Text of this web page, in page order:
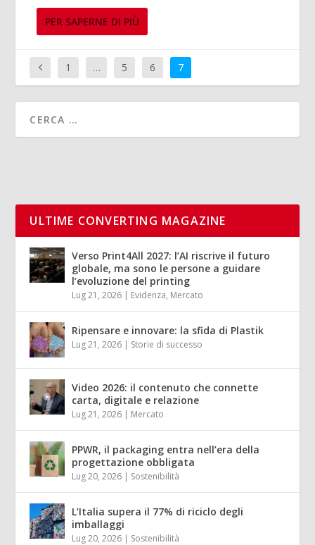
PER SAPERNE DI PIÙ
1 … 5 6 7
ULTIME CONVERTING MAGAZINE
Verso Print4All 2027: l’AI riscrive il futuro
globale, ma sono le persone a guidare
l’evoluzione del printing
Lug 21, 2026 | Evidenza, Mercato
Ripensare e innovare: la sfida di Plastik
Lug 21, 2026 | Storie di successo
Video 2026: il contenuto che connette
carta, digitale e relazione
Lug 21, 2026 | Mercato
PPWR, il packaging entra nell’era della
progettazione obbligata
Lug 20, 2026 | Sostenibilità
L’Italia supera il 77% di riciclo degli
imballaggi
Lug 20, 2026 | Sostenibilità